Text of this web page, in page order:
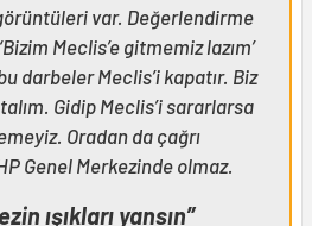
var. Değerlendirme
Meclis’e gitmemiz lazım’
darbeler Meclis’i kapatır. Biz
Gidip Meclis’i sararlarsa
Oradan da çağrı
Genel Merkezinde olmaz.
ışıkları yansın”